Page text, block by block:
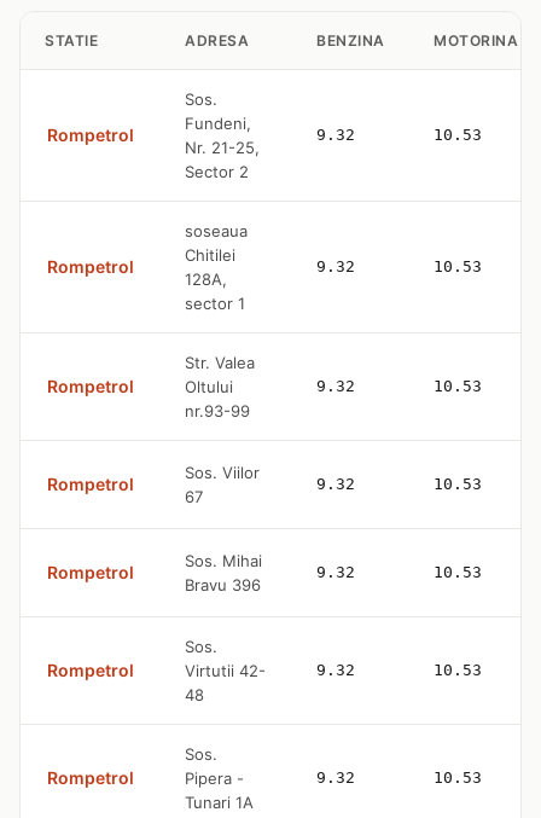
STATIE ADRESA BENZINA MOTORINA
Rompetrol
Sos.
Fundeni,
Nr. 21-25,
Sector 2
9.32 10.53
Rompetrol
soseaua
Chitilei
128A,
sector 1
9.32 10.53
Rompetrol
Str. Valea
Oltului
nr.93-99
9.32 10.53
Rompetrol
Sos. Viilor
67
9.32 10.53
Rompetrol
Sos. Mihai
Bravu 396
9.32 10.53
Rompetrol
Sos.
Virtutii 42-
48
9.32 10.53
Rompetrol
Sos.
Pipera -
Tunari 1A
9.32 10.53